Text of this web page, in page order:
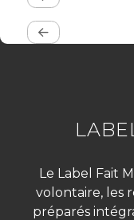
Le Label Fait
volontaire, les
préparés